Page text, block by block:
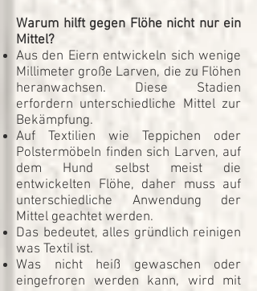
Warum hilft gegen Flöhe nicht nur ein
Mittel?
Aus den Eiern entwickeln sich wenige
Millimeter große Larven, die zu Flöhen
heranwachsen. Diese Stadien
erfordern unterschiedliche Mittel zur
Bekämpfung.
Auf Textilien wie Teppichen oder
Polstermöbeln finden sich Larven, auf
dem Hund selbst meist die
entwickelten Flöhe, daher muss auf
unterschiedliche Anwendung der
Mittel geachtet werden.
Das bedeutet, alles gründlich reinigen
was Textil ist.
Was nicht heiß gewaschen oder
eingefroren werden kann, wird mit